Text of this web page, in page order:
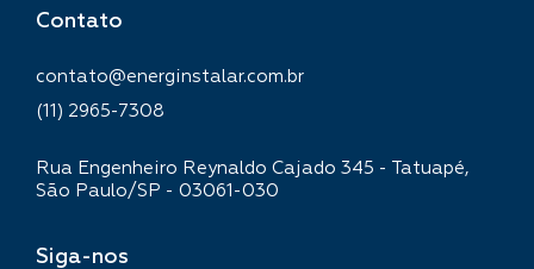
Contato
contato@energinstalar.com.br
(11) 2965-7308
Rua Engenheiro Reynaldo Cajado 345 - Tatuapé,
São Paulo/SP - 03061-030
Siga-nos